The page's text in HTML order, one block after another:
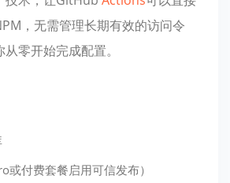
，无需管理长期有效的访问令
零开始完成配置。
或付费套餐启用可信发布）